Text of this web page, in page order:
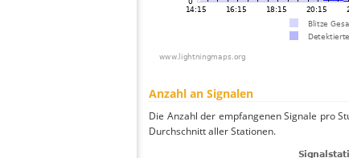
Anzahl an Signalen
Die Anzahl der empfangenen Signale pro
Durchschnitt aller Stationen.